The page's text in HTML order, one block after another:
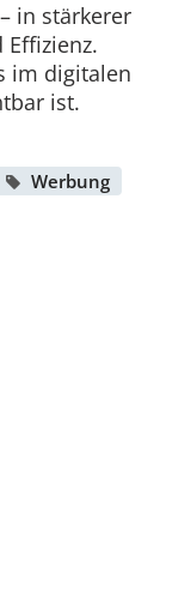
in stärkerer
im digitalen
ist.
Werbung